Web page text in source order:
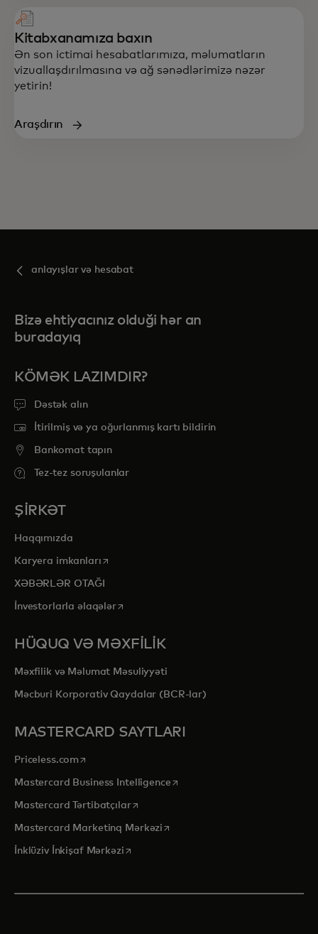
Kitabxanamıza baxın
Ən son ictimai hesabatlarımıza, məlumatların
vizuallaşdırılmasına və ağ sənədlərimizə nəzər
yetirin!
Araşdırın
anlayışlar və hesabat
Bizə ehtiyacınız olduği hər an
buradayıq
KÖMƏK LAZIMDIR?
Dəstək alın
İtirilmiş və ya oğurlanmış kartı bildirin
Bankomat tapın
Tez-tez soruşulanlar
ŞİRKƏT
Haqqımızda
Karyera imkanlarıopens in a new tab
XƏBƏRLƏR OTAĞI
İnvestorlarla əlaqələropens in a new tab
HÜQUQ VƏ MƏXFİLİK
Məxfilik və Məlumat Məsuliyyəti
Məcburi Korporativ Qaydalar (BCR-lar)
MASTERCARD SAYTLARI
Priceless.com opens in a new tab
Mastercard Business Intelligenceopens in a new tab
Mastercard Tərtibatçılaropens in a new tab
Mastercard Marketinq Mərkəzi opens in a new tab
İnklüziv İnkişaf Mərkəziopens in a new tab